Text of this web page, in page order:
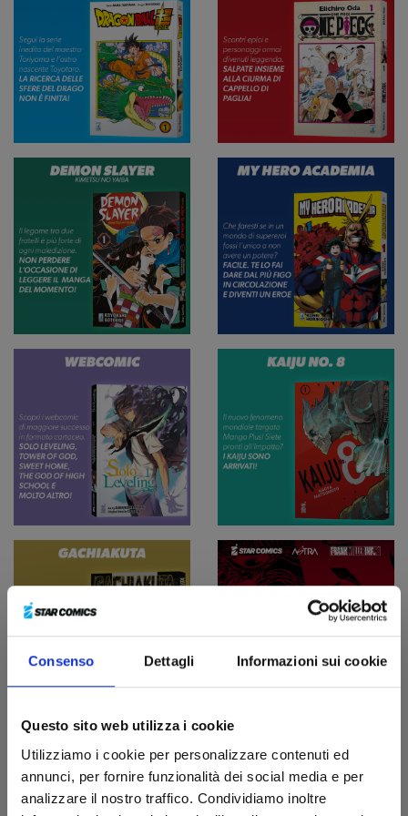
Consenso Dettagli Informazioni sui cookie
Questo sito web utilizza i cookie
Utilizziamo i cookie per personalizzare contenuti ed
annunci, per fornire funzionalità dei social media e per
analizzare il nostro traffico. Condividiamo inoltre